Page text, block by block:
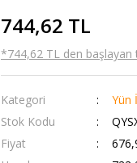
744,62 TL
*744,62 TL den başlayan
Kategori
Yün
Stok Kodu
Fiyat